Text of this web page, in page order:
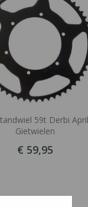
59t Derbi
Gietwielen
€ 59,95